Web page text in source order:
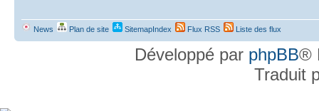
News Plan de site SitemapIndex Flux RSS Liste des flux
Développé par phpBB®
Traduit